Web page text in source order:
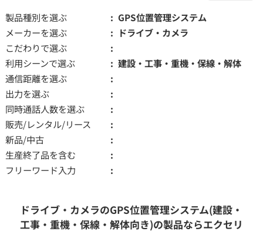
製品種別を選ぶ
GPS位置管理システム
メーカーを選ぶ
ドライブ・カメラ
こだわりで選ぶ
利用シーンで選ぶ
建設・工事・重機・保線・解体
通信距離を選ぶ
出力を選ぶ
同時通話人数を選ぶ
販売/レンタル/リース
新品/中古
生産終了品を含む
フリーワード入力
ドライブ・カメラのGPS位置管理システム(建設・
工事・重機・保線・解体向き)の製品ならエクセリ